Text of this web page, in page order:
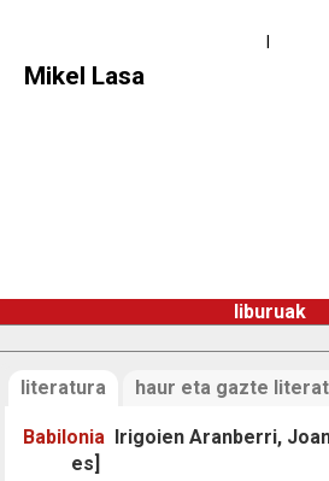
|
Mikel Lasa
liburuak
literatura haur eta gazte
Babilonia Irigoien Aranberri,
es]